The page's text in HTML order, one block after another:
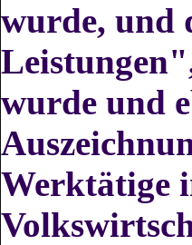
wurde, und
wurde und
Werktätige